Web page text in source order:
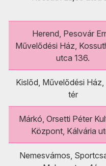
Herend, Pesovár
Művelődési Ház,
utca 136.
Kislőd, Művelődési
tér
Márkó, Orsetti Péter
Központ, Kálvária
Nemesvámos,